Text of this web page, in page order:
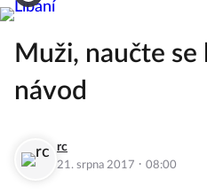
Muži, naučte se
návod
rc
21. srpna 2017 · 08:00